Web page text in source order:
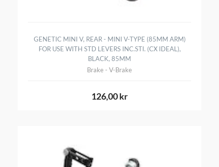
GENETIC MINI V, REAR - MINI V-TYPE (85MM ARM)
FOR USE WITH STD LEVERS INC.STI. (CX IDEAL),
BLACK, 85MM
Brake - V-Brake
126,00 kr